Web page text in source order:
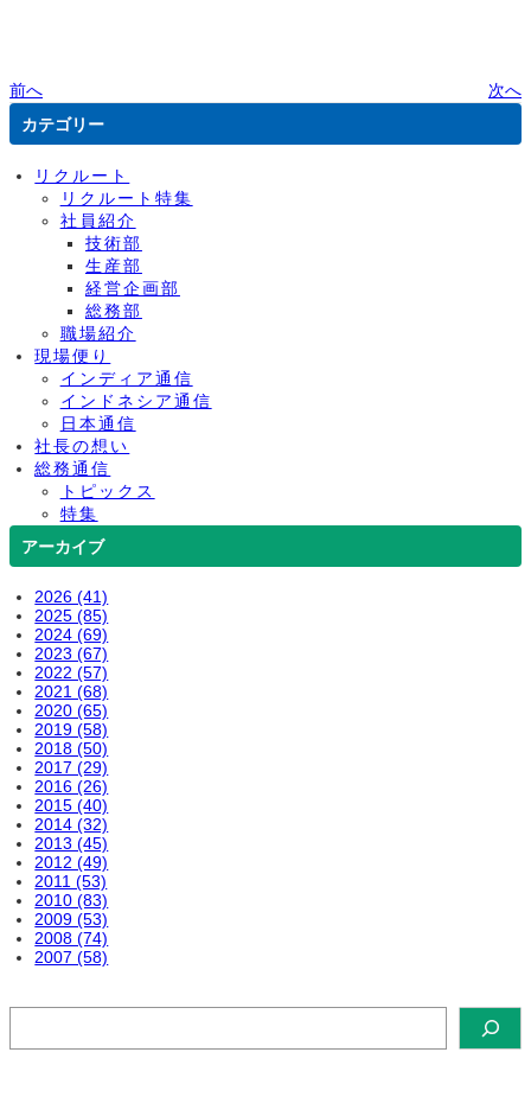
前へ
次へ
カテゴリー
リクルート
リクルート特集
社員紹介
技術部
生産部
経営企画部
総務部
職場紹介
現場便り
インディア通信
インドネシア通信
日本通信
社長の想い
総務通信
トピックス
特集
アーカイブ
2026 (41)
2025 (85)
2024 (69)
2023 (67)
2022 (57)
2021 (68)
2020 (65)
2019 (58)
2018 (50)
2017 (29)
2016 (26)
2015 (40)
2014 (32)
2013 (45)
2012 (49)
2011 (53)
2010 (83)
2009 (53)
2008 (74)
2007 (58)